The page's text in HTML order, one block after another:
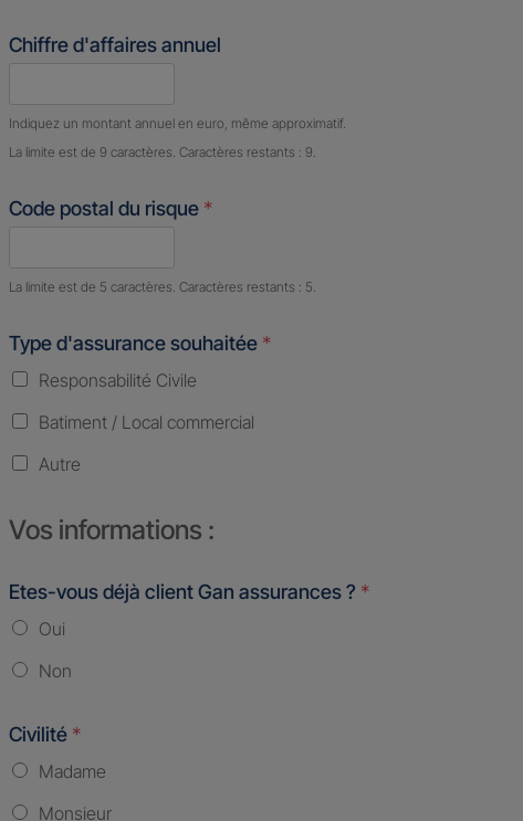
Chiffre d'affaires annuel
Nombre de caractères restants :9 caractères restants
Indiquez un montant annuel en euro, même approximatif.
La limite est de 9 caractères. Caractères restants : 9.
Code postal du risque *
Nombre de caractères restants :
La limite est de 5 caractères. Caractères restants : 5.
Type d'assurance souhaitée *
Responsabilité Civile
Batiment / Local commercial
Autre
Vos informations :
Etes-vous déjà client Gan assurances ? *
Oui
Non
Civilité *
Madame
Monsieur